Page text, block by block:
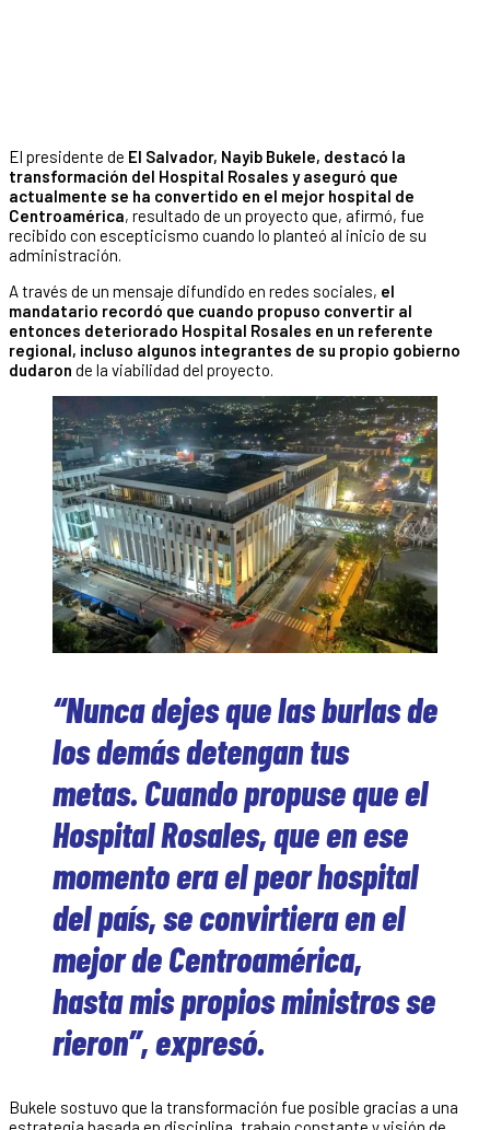
El presidente de El Salvador, Nayib Bukele, destacó la
transformación del Hospital Rosales y aseguró que
actualmente se ha convertido en el mejor hospital de
Centroamérica, resultado de un proyecto que, afirmó, fue
recibido con escepticismo cuando lo planteó al inicio de su
administración.
A través de un mensaje difundido en redes sociales, el
mandatario recordó que cuando propuso convertir al
entonces deteriorado Hospital Rosales en un referente
regional, incluso algunos integrantes de su propio gobierno
dudaron de la viabilidad del proyecto.
“Nunca dejes que las burlas de
los demás detengan tus
metas. Cuando propuse que el
Hospital Rosales, que en ese
momento era el peor hospital
del país, se convirtiera en el
mejor de Centroamérica,
hasta mis propios ministros se
rieron”, expresó.
Bukele sostuvo que la transformación fue posible gracias a una